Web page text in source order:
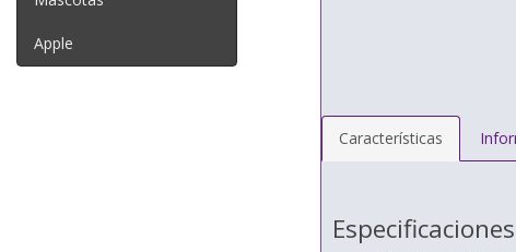
Apple
Características
Especificaciones